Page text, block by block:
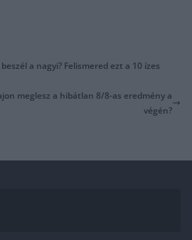
a nagyi? Felismered ezt a 10 ízes
meglesz a hibátlan 8/8-as eredmény a
végén?